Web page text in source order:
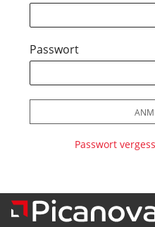
Passwort
Passwort